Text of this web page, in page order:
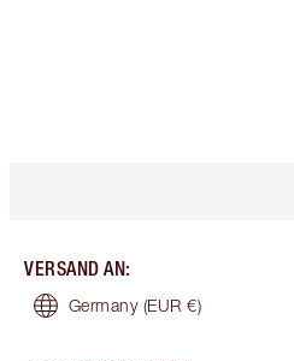
VERSAND AN:
Germany (EUR €)